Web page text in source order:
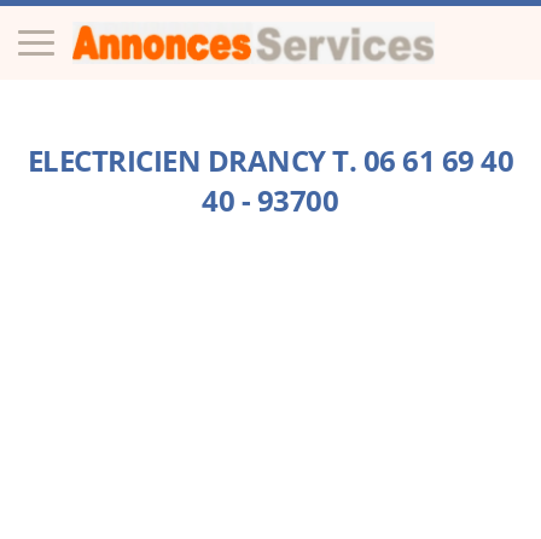
ELECTRICIEN DRANCY T. 06 61 69 40
40 - 93700